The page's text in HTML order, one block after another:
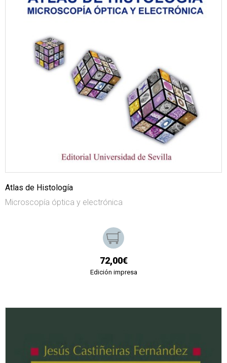
Atlas de Histología
Microscopía óptica y electrónica
72,00€
Edición impresa